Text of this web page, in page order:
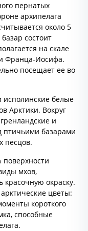
пернатых
архипелага
около 5
состоит
на скале
Франца-Иосифа.
посещает ее во
белые
Арктики. Вокруг
и
птичьими базарами
песцов.
поверхности
мхов,
красочную окраску.
цветы:
короткого
способные